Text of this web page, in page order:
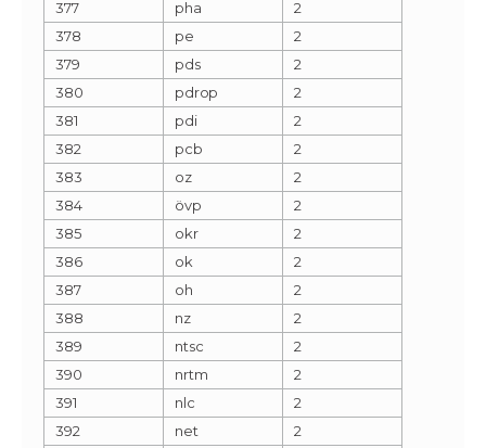
377
pha
2
378
pe
2
379
pds
2
380
pdrop
2
381
pdi
2
382
pcb
2
383
oz
2
384
övp
2
385
okr
2
386
ok
2
387
oh
2
388
nz
2
389
ntsc
2
390
nrtm
2
391
nlc
2
392
net
2